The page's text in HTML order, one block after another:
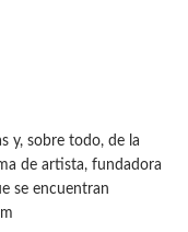
y, sobre todo, de la
de artista, fundadora
se encuentran